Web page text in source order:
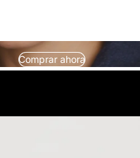
Comprar ahora